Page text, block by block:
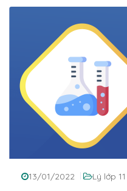
13/01/2022 Lý lớp 11